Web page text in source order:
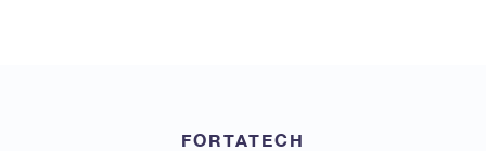
FORTATECH